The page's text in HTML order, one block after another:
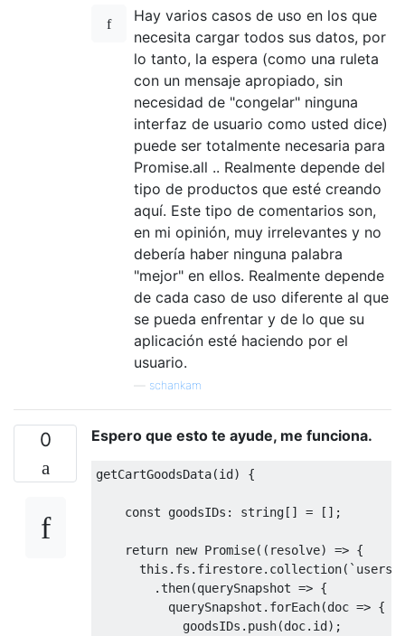
Hay varios casos de uso en los que
necesita cargar todos sus datos, por
lo tanto, la espera (como una ruleta
con un mensaje apropiado, sin
necesidad de "congelar" ninguna
interfaz de usuario como usted dice)
puede ser totalmente necesaria para
Promise.all .. Realmente depende del
tipo de productos que esté creando
aquí. Este tipo de comentarios son,
en mi opinión, muy irrelevantes y no
debería haber ninguna palabra
"mejor" en ellos. Realmente depende
de cada caso de uso diferente al que
se pueda enfrentar y de lo que su
aplicación esté haciendo por el
usuario.
schankam
0 Espero que esto te ayude, me funciona.
getCartGoodsData(id) {
    const goodsIDs: string[] = [];
    return new Promise((resolve) => {
this.fs.firestore.collection(`users/
        .then(querySnapshot => {
          querySnapshot.forEach(doc => {
            goodsIDs.push(doc.id);